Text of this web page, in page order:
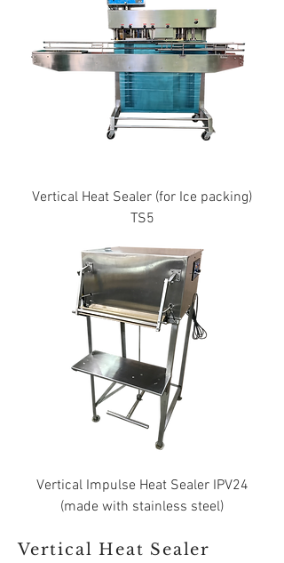
Vertical Heat Sealer (for Ice packing)
TS5
Vertical Impulse Heat Sealer IPV24
(made with stainless steel)
Vertical Heat Sealer